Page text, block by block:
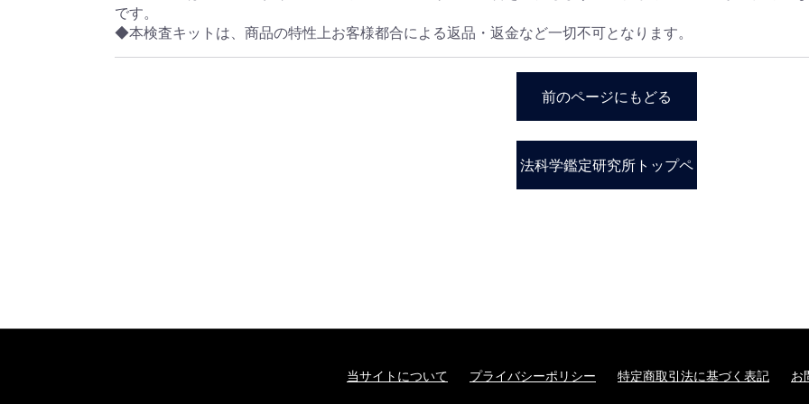
です。
◆本検査キットは、商品の特性上お客様都合による返品・返金など一切不可となります。
前のページにもどる
法科学鑑定研究所トップペ
当サイトについて プライバシーポリシー 特定商取引法に基づく表記 お